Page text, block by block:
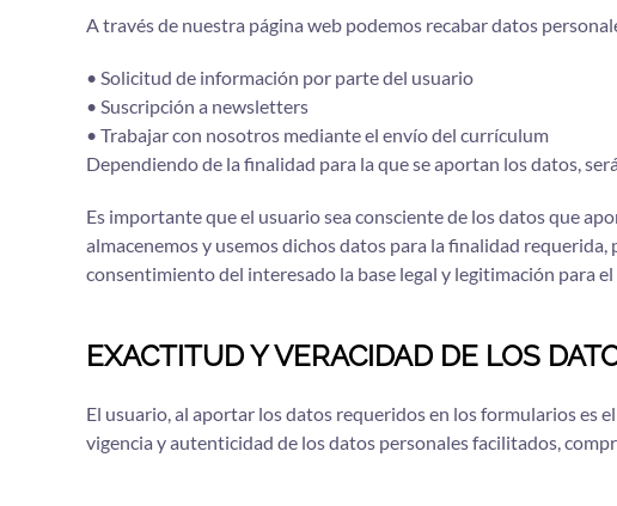
A través de nuestra página web podemos recabar datos
• Solicitud de información por parte del usuario
• Suscripción a newsletters
• Trabajar con nosotros mediante el envío del currículum
Dependiendo de la finalidad para la que se aportan los datos,
Es importante que el usuario sea consciente de los datos que
almacenemos y usemos dichos datos para la finalidad
consentimiento del interesado la base legal y legitimación para
EXACTITUD Y VERACIDAD DE LOS
El usuario, al aportar los datos requeridos en los formularios es
vigencia y autenticidad de los datos personales facilitados,